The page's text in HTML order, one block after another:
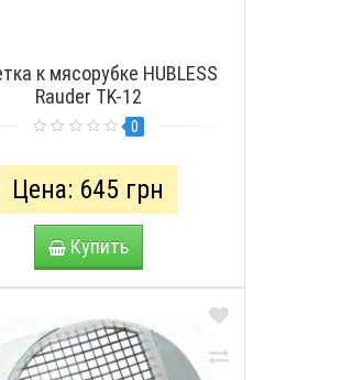
к мясорубке HUBLESS
Rauder TK-12
0
Цена: 645 грн
Купить
ПРОСМОТРЕТЬ